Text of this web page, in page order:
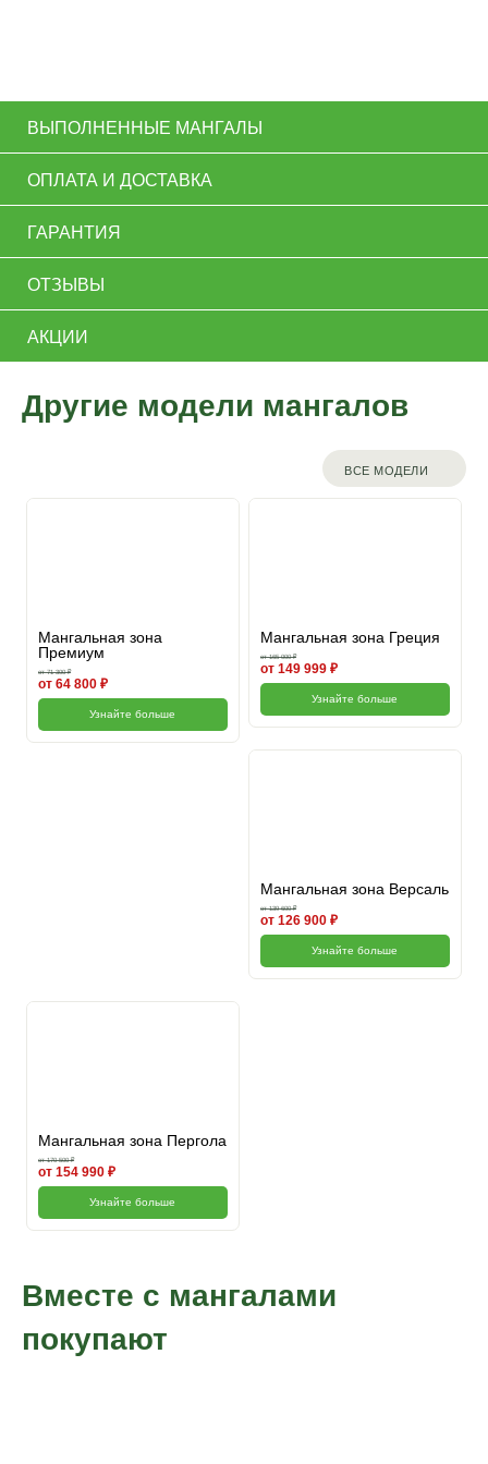
ВЫПОЛНЕННЫЕ МАНГАЛЫ
ОПЛАТА И ДОСТАВКА
ГАРАНТИЯ
ОТЗЫВЫ
АКЦИИ
Другие модели мангалов
ВСЕ МОДЕЛИ
Мангальная зона
Премиум
от 71 300 ₽
от 64 800 ₽
Узнайте больше
Мангальная зона Греция
от 165 000 ₽
от 149 999 ₽
Узнайте больше
Мангальная зона Версаль
от 139 600 ₽
от 126 900 ₽
Узнайте больше
Мангальная зона Пергола
от 170 500 ₽
от 154 990 ₽
Узнайте больше
Вместе с мангалами
покупают